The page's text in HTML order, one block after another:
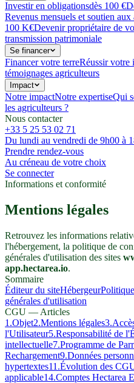
Investir en obligationsdès 100 €
Revenus mensuels et soutien
100 K€Devenir propriétaire de
transmission patrimoniale
Se financer
Financer votre terreRéussir votre
témoignages agriculteurs
Impact
Notre impactNotre expertiseQui
les agriculteurs ?
Nous contacter
+33 5 25 53 02 71
Du lundi au vendredi de 9h00 à
Prendre rendez-vous
Au créneau de votre choix
Se connecter
Informations et conformité
Mentions légales
Retrouvez les informations
l'hébergement, la politique de
générales d'utilisation des sites
app.hectarea.io.
Sommaire
Éditeur du siteHébergeur
générales d'utilisation
CGU — Articles
1 .Objet2.Mentions légales3.
l'Utilisateur5.Responsabilité de
intellectuelle7.Programme de
Rechargement9.Données
hypertextes11 .Évolution des
applicable14.Comptes Hectarea